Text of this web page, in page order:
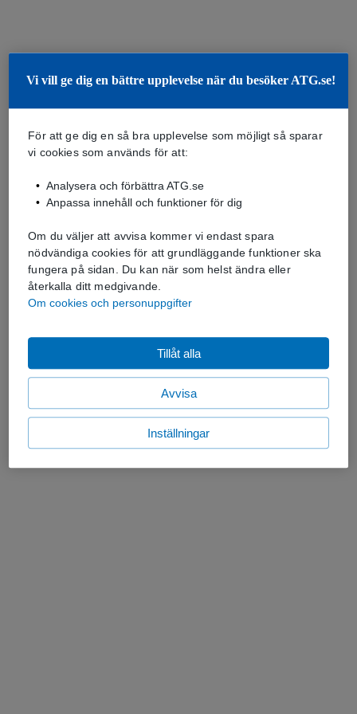
Vi vill ge dig en bättre upplevelse när du besöker ATG.se!
För att ge dig en så bra upplevelse som möjligt så sparar
vi cookies som används för att:
Analysera och förbättra ATG.se
Anpassa innehåll och funktioner för dig
Om du väljer att avvisa kommer vi endast spara
nödvändiga cookies för att grundläggande funktioner ska
fungera på sidan. Du kan när som helst ändra eller
återkalla ditt medgivande.
Om cookies och personuppgifter
Avvisa
Tillåt alla
Inställningar